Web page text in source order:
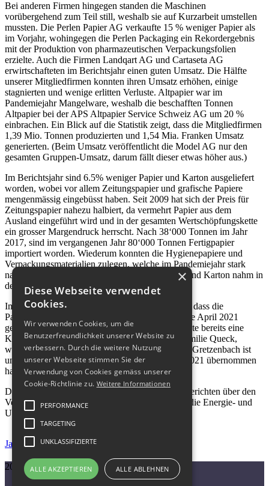
Bei anderen Firmen hingegen standen die Maschinen
vorübergehend zum Teil still, weshalb sie auf Kurzarbeit umstellen
mussten. Die Perlen Papier AG verkaufte 15 % weniger Papier als
im Vorjahr, wohingegen die Perlen Packaging ein Rekordergebnis
mit der Produktion von pharmazeutischen Verpackungsfolien
erzielte. Auch die Firmen Landqart AG und Cartaseta AG
erwirtschafteten im Berichtsjahr einen guten Umsatz. Die Hälfte
unserer Mitgliedfirmen konnten ihren Umsatz erhöhen, einige
stagnierten und wenige erlitten Verluste. Altpapier war im
Pandemiejahr Mangelware, weshalb die beschafften Tonnen
Altpapier bei der APS Altpapier Service Schweiz AG um 20 %
einbrachen. Ein Blick auf die Statistik zeigt, dass die Mitgliedfirmen
1,39 Mio. Tonnen produzierten und 1,54 Mia. Franken Umsatz
generierten. (Beim Umsatz veröffentlicht die Model AG nur den
gesamten Gruppen-Umsatz, darum fällt dieser etwas höher aus.)
Im Berichtsjahr sind 6.5% weniger Papier und Karton ausgeliefert
worden, wobei vor allem Zeitungspapier und grafische Papiere
mengenmässig eingebüsst haben. Seit 2009 hat sich der Preis für
Zeitungspapier nahezu halbiert, da vermehrt Papier aus dem
Ausland eingeführt wird und in der gesamten Wertschöpfungskette
ein grosser Margendruck herrscht. Nach 38‘000 Tonnen im Jahr
2017, sind im vergangenen Jahr 80‘000 Tonnen Fertigpapier
importiert worden. Wiederum konnten die Hygienepapiere und
Verpackungsmaterialien zulegen, welche im Pandemiejahr stark
nachgefragt wurden. Der Verbrauch von Papier und Karton nahm in
der Schweiz im Berichtsjahr um 7.43% ab.
Im November 2020 kündigte Kimberly-Clark an, dass die
Papierfabrik in Niederbipp verkauft oder per Ende April 2021
geschlossen werden soll. Letzten Dezember konnte bereits eine
Käuferin präsentiert werden: Die Unternehmerfamilie Queck,
welche bereits Eigentümerin der Cartaseta AG in Gretzenbach ist
und welche das Werk in Niederbipp per 1. Mai 2021 übernommen
hat.
Den gesamten Jahresbericht 2020 mit weiteren Berichten über den
Verband, mit Statistiken, mit Informationen über die Energie- und
Umweltpolitik und Mehr finden Sie nachfolgend.
Jahresbericht öffnen
2026 © Copyright SPKF
×
Diese Webseite verwendet
Cookies.
Wir verwenden Cookies, um die
Benutzerfreundlichkeit unserer Website zu
verbessern. Durch die weitere Nutzung
unserer Webseite stimmen Sie der
Verwendung von Cookies gemäss unserer
Cookie-Richtlinie zu. Weitere Informationen
PERFORMANCE
TARGETING
UNKLASSIFIZIERTE
ALLE AKZEPTIEREN ALLE ABLEHNEN